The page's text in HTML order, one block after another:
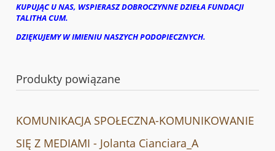
KUPUJĄC U NAS, WSPIERASZ DOBROCZYNNE DZIEŁA FUNDACJI
TALITHA CUM.
DZIĘKUJEMY W IMIENIU NASZYCH PODOPIECZNYCH.
Produkty powiązane
KOMUNIKACJA SPOŁECZNA-KOMUNIKOWANIE
SIĘ Z MEDIAMI - Jolanta Cianciara_A